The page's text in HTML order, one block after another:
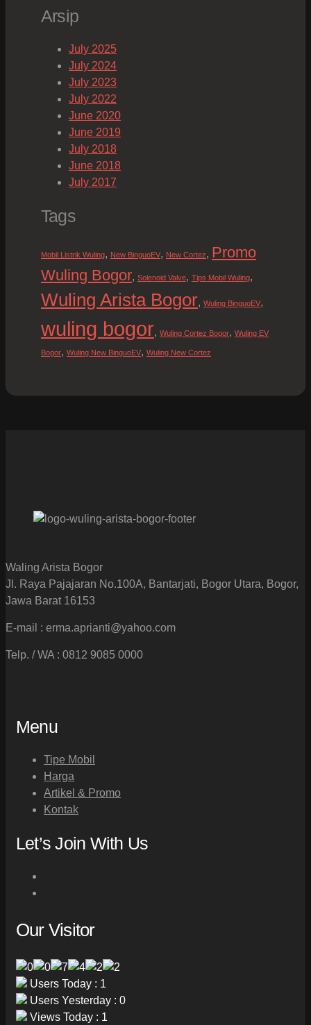
Arsip
July 2025
July 2024
July 2023
July 2022
June 2020
June 2019
July 2018
June 2018
July 2017
Tags
Mobil Listrik Wuling, New BinguoEV, New Cortez, Promo
Wuling Bogor, Solenoid Valve, Tips Mobil Wuling,
Wuling Arista Bogor, Wuling BinguoEV,
wuling bogor, Wuling Cortez Bogor, Wuling EV
Bogor, Wuling New BinguoEV, Wuling New Cortez
Waling Arista Bogor
Jl. Raya Pajajaran No.100A, Bantarjati, Bogor Utara, Bogor,
Jawa Barat 16153
E-mail : erma.aprianti@yahoo.com
Telp. / WA : 0812 9085 0000
Menu
Tipe Mobil
Harga
Artikel & Promo
Kontak
Let’s Join With Us
Our Visitor
Users Today : 1
Users Yesterday : 0
Views Today : 1